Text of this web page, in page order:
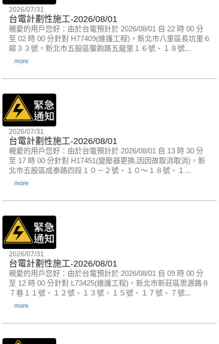
2026/07/31
台電計劃性施工-2026/08/01
親愛的用戶您好：由於台電預計於 2026/08/01 自 22 時 00 分
至 02 時 00 分針對 H77409(維護工程)，新北市八里區長坑里６
鄰３３號，新北市五股區壟鉤路五龍里１６號、１８號...
more
2026/07/31
台電計劃性施工-2026/08/01
親愛的用戶您好：由於台電預計於 2026/08/01 自 13 時 30 分
至 17 時 00 分針對 H17451(變壓器更換,因因故取消取消)，新
北市五股區成泰路四段１０－２號、１０～１８號、１...
more
2026/07/31
台電計劃性施工-2026/08/01
親愛的用戶您好：由於台電預計於 2026/08/01 自 09 時 00 分
至 12 時 00 分針對 L73425(維護工程)，新北市新莊區思源路８
７巷１１號、１２號、１３號、１５號、１７號、７號...
more